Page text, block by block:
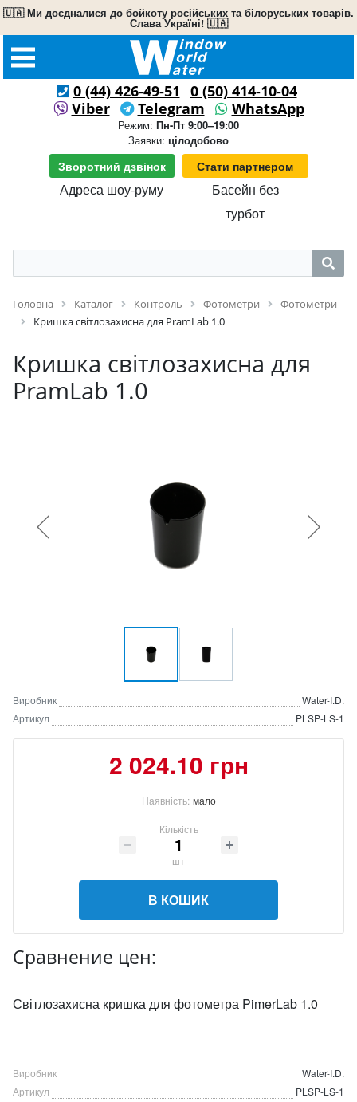
🇺🇦 Ми доєдналися до бойкоту російських та білоруських товарів.
Слава Україні! 🇺🇦
0 (44) 426-49-51
0 (50) 414-10-04
Viber
Telegram WhatsApp
Режим: Пн-Пт 9:00–19:00
Заявки: цілодобово
Зворотний дзвінок Стати партнером
Адреса шоу-руму
Басейн без
турбот
Головна Каталог Контроль Фотометри
Фотометри
Кришка світлозахисна для PramLab 1.0
Кришка світлозахисна для
PramLab 1.0
Виробник
Water-I.D.
Артикул
PLSP-LS-1
2 024.10 грн
Наявність: мало
Кількість
шт
В КОШИК
Сравнение цен:
Світлозахисна кришка для фотометра PimerLab 1.0
Виробник
Water-I.D.
Артикул
PLSP-LS-1